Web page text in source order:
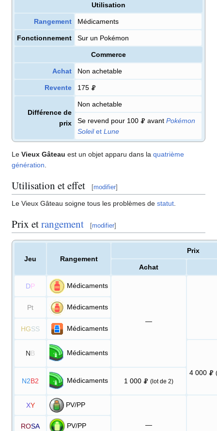
Utilisation
Rangement Médicaments
Fonctionnement Sur un Pokémon
Commerce
Achat Non achetable
Revente 175
Différence de
prix
Non achetable
Se revend pour 100 avant Pokémon
Soleilet Lune
Le Vieux Gâteau est un objet apparu dans la quatrième
génération
Utilisation et effet [modifier]
Le Vieux Gâteau soigne tous les problèmes de statut
Prix etrangement [modifier]
Jeu Rangement
Prix
Achat
DP Médicaments
—
Pt Médicaments
HGSS Médicaments
NB Médicaments
4 000
N2B2 Médicaments 1 000 (lot de 2)
XY PV/PP
—
ROSA PV/PP